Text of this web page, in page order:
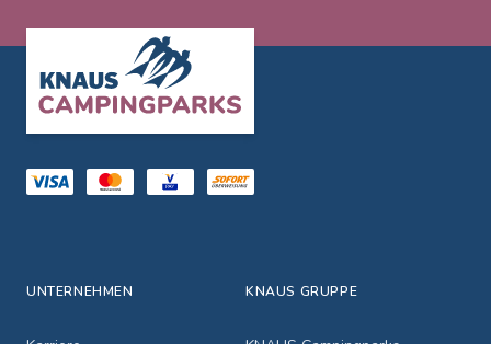
UNTERNEHMEN KNAUS GRUPPE